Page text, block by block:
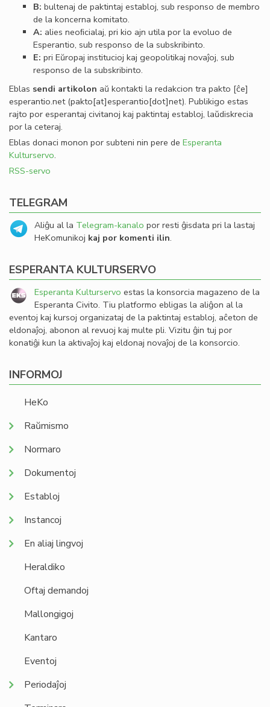
B: bultenaj de paktintaj establoj, sub responso de membro
de la koncerna komitato.
A: alies neoﬁcialaj, pri kio ajn utila por la evoluo de
Esperantio, sub responso de la subskribinto.
E: pri Eŭropaj institucioj kaj geopolitikaj novaĵoj, sub
responso de la subskribinto.
Eblas sendi artikolon aŭ kontakti la redakcion tra pakto [ĉe]
esperantio.net(pakto[at]esperantio[dot]net). Publikigo estas
rajto por esperantaj civitanoj kaj paktintaj establoj, laŭdiskrecia
por la ceteraj.
Eblas donaci monon por subteni nin pere de Esperanta
Kulturservo.
RSS-servo
TELEGRAM
Aliĝu al la Telegram-kanalo por resti ĝisdata pri la lastaj
HeKomunikoj kaj por komenti ilin.
ESPERANTA KULTURSERVO
Esperanta Kulturservo estas la konsorcia magazeno de la
Esperanta Civito. Tiu platformo ebligas la aliĝon al la
eventoj kaj kursoj organizataj de la paktintaj establoj, aĉeton de
eldonaĵoj, abonon al revuoj kaj multe pli. Vizitu ĝin tuj por
konatiĝi kun la aktivaĵoj kaj eldonaj novaĵoj de la konsorcio.
INFORMOJ
HeKo
Raŭmismo
Normaro
Dokumentoj
Establoj
Instancoj
En aliaj lingvoj
Heraldiko
Oftaj demandoj
Mallongigoj
Kantaro
Eventoj
Periodaĵoj